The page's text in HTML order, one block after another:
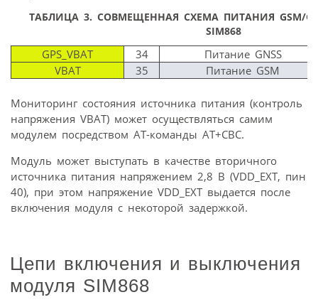
ТАБЛИЦА 3. СОВМЕЩЕННАЯ СХЕМА ПИТАНИЯ GSM/
SIM868
GPS_VBAT 34
Питание GNSS
VBAT
35 Питание GSM
Мониторинг состояния источника питания (контроль
напряжения VBAT) может осуществляться самим
модулем посредством AT-команды AT+CBC.
Модуль может выступать в качестве вторичного
источника питания напряжением 2,8 В (VDD_EXT, пин
40), при этом напряжение VDD_EXT выдается после
включения модуля с некоторой задержкой.
Цепи включения и выключения
модуля SIM868